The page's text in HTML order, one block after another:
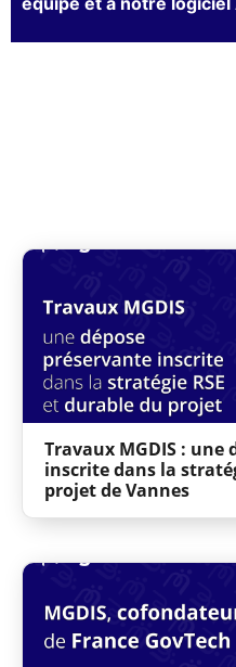
Travaux MGDIS : une
inscrite dans la
projet de Vannes